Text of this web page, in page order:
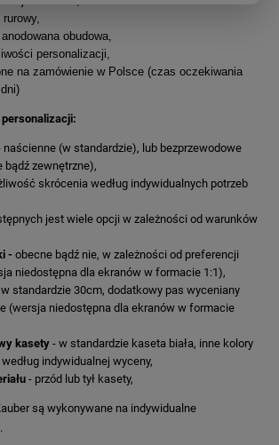
obudowa,
personalizacji,
na zamówienie w Polsce (czas oczekiwania
naścienne (w standardzie), lub bezprzewodowe
bądź zewnętrzne),
skrócenia według indywidualnych potrzeb
jest wiele opcji w zależności od warunków
- obecne bądź nie, w zależności od preferencji
niedostępna dla ekranów w formacie 1:1),
standardzie 30cm, dodatkowy pas wyceniany
(wersja niedostępna dla ekranów w formacie
kasety - w standardzie kaseta biała, inne kolory
indywidualnej wyceny,
- przód lub tył kasety,
są wykonywane na indywidualne